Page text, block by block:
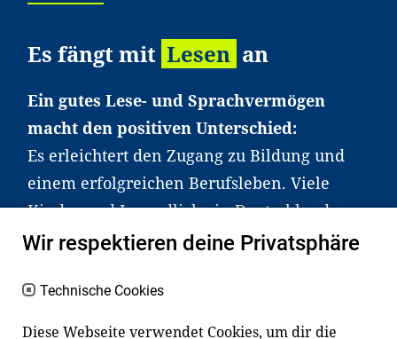
Es fängt mit Lesen an
Ein gutes Lese- und Sprachvermögen
macht den positiven Unterschied:
Es erleichtert den Zugang zu Bildung und
einem erfolgreichen Berufsleben. Viele
Kinder und Jugendliche in Deutschland
haben aber große Schwierigkeiten dabei.
an Familien sowie an Erzieher*innen,
Lehrer*innen und andere
Wir respektieren deine Privatsphäre
Technische Cookies
Diese Webseite verwendet Cookies, um dir die